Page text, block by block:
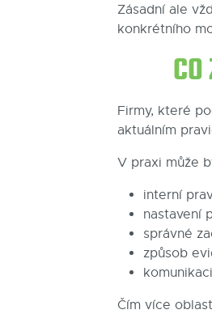
Zásadní ale
konkrétního
Firmy, které
aktuálním
V praxi může
interní
nastavení
správné
způsob
Čím více